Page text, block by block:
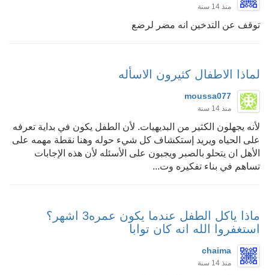
منذ 14 سنة
توقف عن التدخين انه مضر لرضع
لماذا الاطفال كثيرون الاسأله
moussa077
منذ 14 سنة
لأنه يجهلون الكثير من البديهيات. لأن الطفل يكون في بداية تعرفه
على الحياه ويريد إستكشاف كل شيء حوله وهنا نقطة مهمه على
الأهل ان يتحلو بالصبر ويجبون على الأسئله لأن هذه الإجابات
تساهم في بناء تفكيره وت...
ماذا ياكل الطفل عندما يكون عمره3 اشهر؟
استغفروا الله انه كان توابا
chaima
منذ 14 سنة